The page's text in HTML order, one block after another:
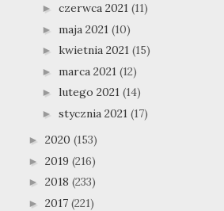
► czerwca 2021 (11)
► maja 2021 (10)
► kwietnia 2021 (15)
► marca 2021 (12)
► lutego 2021 (14)
► stycznia 2021 (17)
► 2020 (153)
► 2019 (216)
► 2018 (233)
► 2017 (221)